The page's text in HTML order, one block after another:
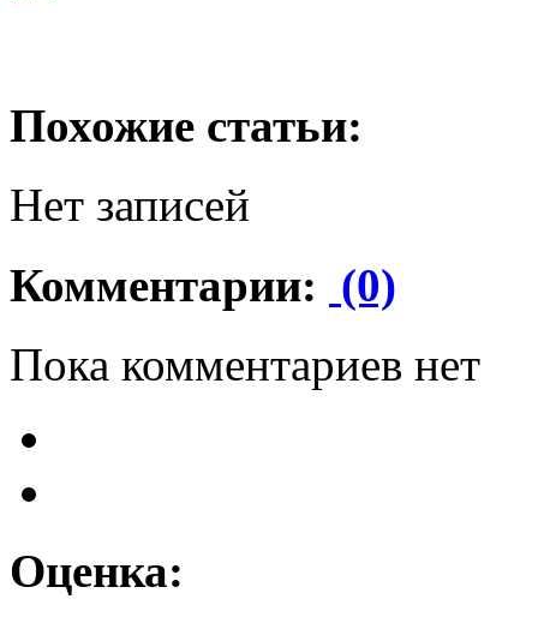
Похожие статьи:
Нет записей
Комментарии: (0)
Пока комментариев нет
Оценка: